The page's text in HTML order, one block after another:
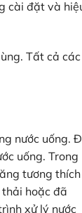
MÃI
cài đặt và
Tất cả các
nước uống.
uống. Trong
tương thích
hoặc đã
xử lý nước